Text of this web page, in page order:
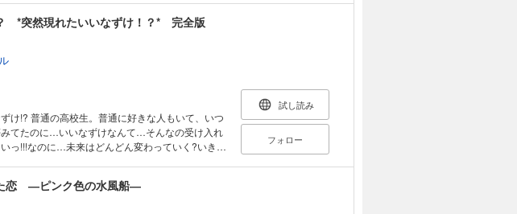
*突然現れたいいなずけ！？* 完全版
もいて、いつ
てたのに…いいなずけなんて…そんなの受け入れ
っ!!!なのに…未来はどんどん変わっていく?いきな
試し読み
フォロー
恋 ―ピンク色の水風船―